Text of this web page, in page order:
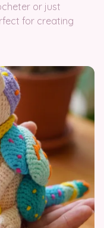
or just
for creating